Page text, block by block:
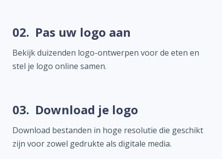
02. Pas uw logo aan
Bekijk duizenden logo-ontwerpen voor de eten en
stel je logo online samen.
03. Download je logo
Download bestanden in hoge resolutie die geschikt
zijn voor zowel gedrukte als digitale media.